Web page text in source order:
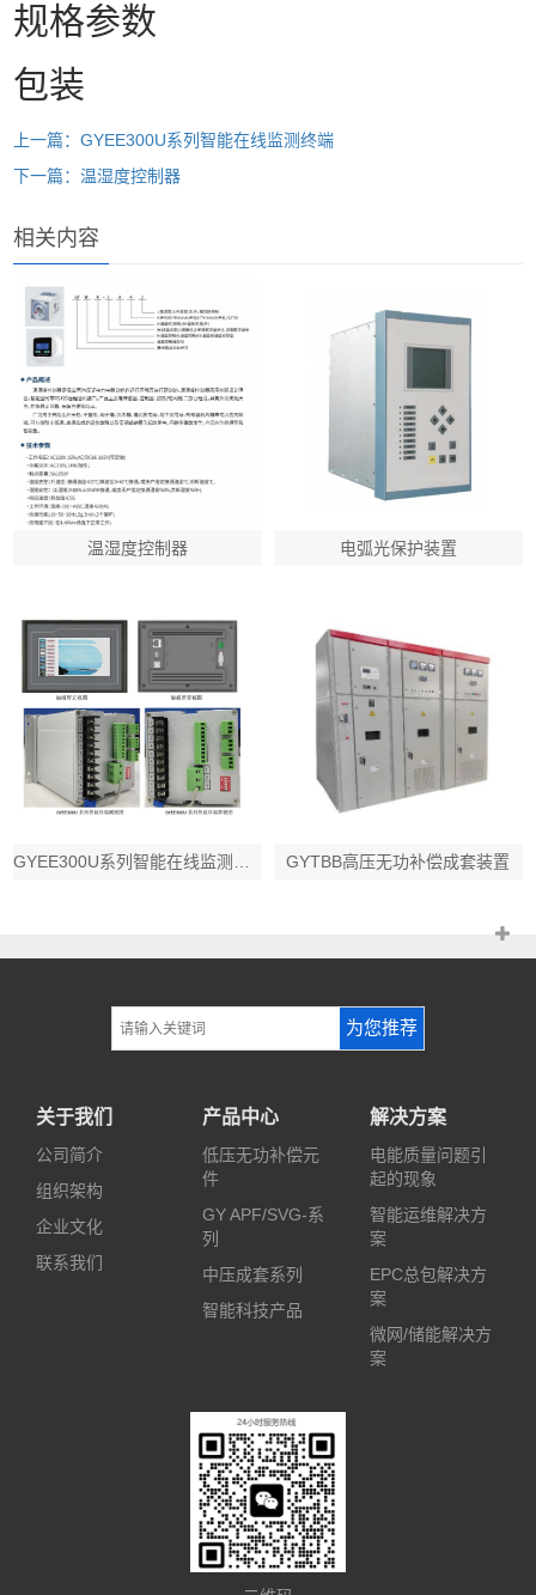
规格参数
包装
上一篇：GYEE300U系列智能在线监测终端
下一篇：温湿度控制器
相关内容
温湿度控制器 电弧光保护装置
GYTBB高压无功补偿成套装置
为您推荐
关于我们
公司简介
组织架构
企业文化
联系我们
产品中心
低压无功补偿元
件
GY APF/SVG-系
列
中压成套系列
智能科技产品
解决方案
电能质量问题引
起的现象
智能运维解决方
案
EPC总包解决方
案
微网/储能解决方
案